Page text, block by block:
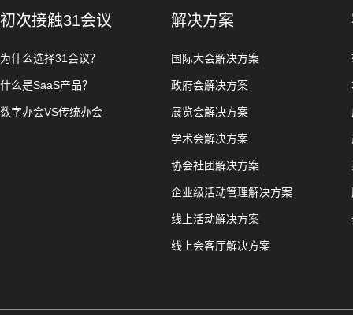
初次接触31会议
为什么选择31会议？
什么是SaaS产品？
数字办会VS传统办会
解决方案
国际大会解决方案
政府会解决方案
展览会解决方案
学术会解决方案
协会社团解决方案
企业级活动管理解决方案
线上活动解决方案
线上会客厅解决方案